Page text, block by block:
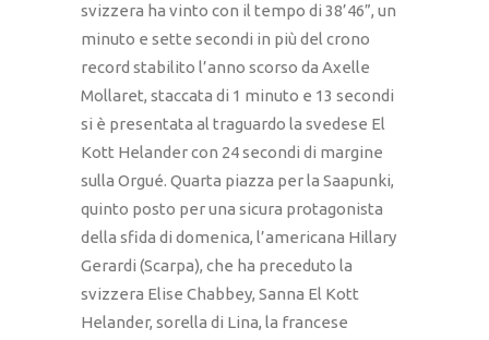
svizzera ha vinto con il tempo di 38’46”, un
minuto e sette secondi in più del crono
record stabilito l’anno scorso da Axelle
Mollaret, staccata di 1 minuto e 13 secondi
si è presentata al traguardo la svedese El
Kott Helander con 24 secondi di margine
sulla Orgué. Quarta piazza per la Saapunki,
quinto posto per una sicura protagonista
della sfida di domenica, l’americana Hillary
Gerardi (Scarpa), che ha preceduto la
svizzera Elise Chabbey, Sanna El Kott
Helander, sorella di Lina, la francese